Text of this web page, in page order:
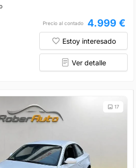
Precio al contado 4.999 €
Estoy interesado
Ver detalle
17